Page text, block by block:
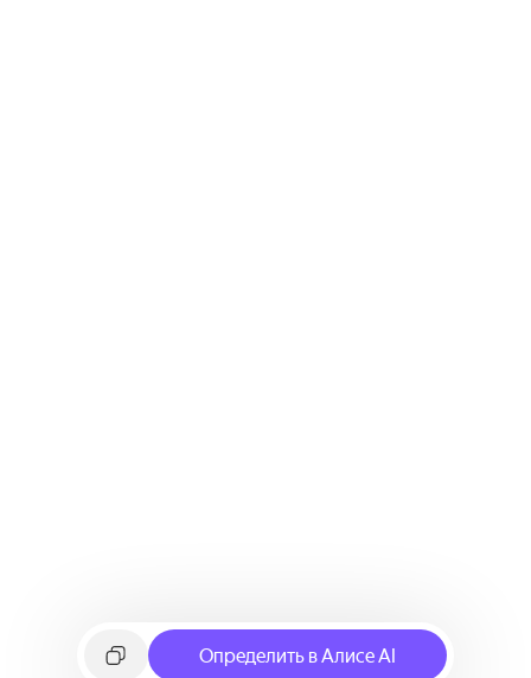
Определить в Алисе AI